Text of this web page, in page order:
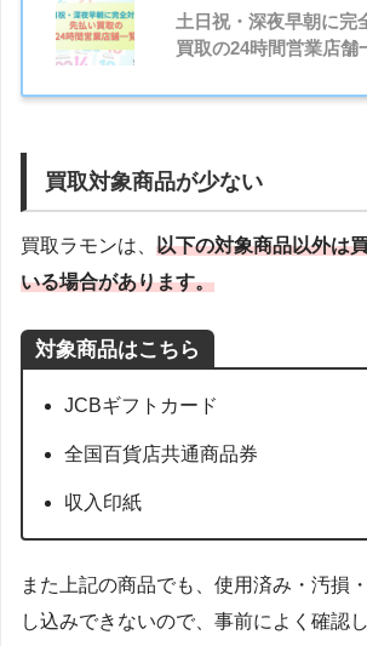
土日祝・深夜早朝に完
買取の24時間営業店舗
買取対象商品が少ない
買取ラモンは、 以下の対象商品以外は
いる場合があります。
対象商品はこちら
JCBギフトカード
全国百貨店共通商品券
収入印紙
また上記の商品でも、使用済み・汚損
し込みできないので、事前によく確認